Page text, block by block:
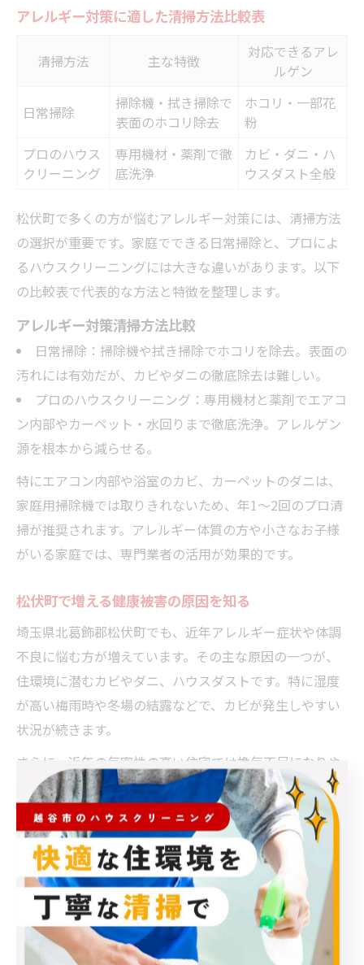
アレルギー対策に適した清掃方法比較表
清掃方法 主な特徴
対応できるアレ
ルゲン
日常掃除
掃除機・拭き掃除で
表面のホコリ除去
ホコリ・一部花
粉
プロのハウス
クリーニング
専用機材・薬剤で徹
底洗浄
カビ・ダニ・ハ
ウスダスト全般
松伏町で多くの方が悩むアレルギー対策には、清掃方法
の選択が重要です。家庭でできる日常掃除と、プロによ
るハウスクリーニングには大きな違いがあります。以下
の比較表で代表的な方法と特徴を整理します。
アレルギー対策清掃方法比較
日常掃除：掃除機や拭き掃除でホコリを除去。表面の
汚れには有効だが、カビやダニの徹底除去は難しい。
プロのハウスクリーニング：専用機材と薬剤でエアコ
ン内部やカーペット・水回りまで徹底洗浄。アレルゲン
源を根本から減らせる。
特にエアコン内部や浴室のカビ、カーペットのダニは、
家庭用掃除機では取りきれないため、年1～2回のプロ清
掃が推奨されます。アレルギー体質の方や小さなお子様
がいる家庭では、専門業者の活用が効果的です。
松伏町で増える健康被害の原因を知る
埼玉県北葛飾郡松伏町でも、近年アレルギー症状や体調
不良に悩む方が増えています。その主な原因の一つが、
住環境に潜むカビやダニ、ハウスダストです。特に湿度
が高い梅雨時や冬場の結露などで、カビが発生しやすい
状況が続きます。
さらに、近年の気密性の高い住宅では換気不足になりや
すく、汚れが室内に滞留しやすい傾向があります。松伏
町は河川や田畑が多い地域で、外からの花粉や泥汚れも
室内に持ち込まれやすいため、定期的なハウスクリーニ
ングで住環境をリセットすることが健康被害予防につな
がります。
ハウスクリーニングがもたらす安心感とは